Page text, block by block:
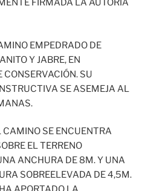
FIRMADA LA AUTORÍA
EMPEDRADO DE
Y JABRE, EN
CONSERVACIÓN. SU
SE ASEMEJA AL
CAMINO SE ENCUENTRA
EL TERRENO
ANCHURA DE 8M. Y UNA
SOBREELEVADA DE 4,5M.